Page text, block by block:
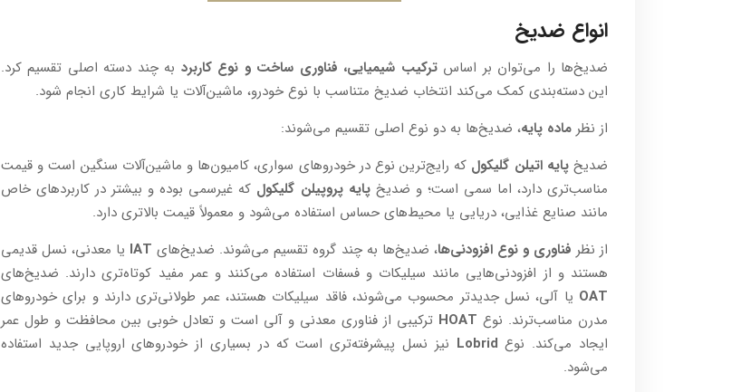
انواع ضدیخ
ضد‌یخ‌ها را می‌توان بر اساسترکیب شیمیایی، فناوری ساخت و نوع کاربرد به چند دسته اصلی تقسیم کرد.
این دسته‌بندی کمک می‌کند انتخاب ضد‌یخ متناسب با نوع خودرو، ماشین‌آلات یا شرایط کاری انجام شود.
از نظر ماده پایه، ضد‌یخ‌ها به دو نوع اصلی تقسیم می‌شوند:
ضد‌یخپایه اتیلن گلیکول که رایج‌ترین نوع در خودروهای سواری، کامیون‌ها و ماشین‌آلات سنگین است و قیمت
مناسب‌تری دارد، اما سمی است؛ و ضد‌یخپایه پروپیلن گلیکول که غیرسمی بوده و بیشتر در کاربردهای خاص
مانند صنایع غذایی، دریایی یا محیط‌های حساس استفاده می‌شود و معمولاً قیمت بالاتری دارد.
از نظر فناوری و نوع افزودنی‌ها، ضد‌یخ‌ها به چند گروه تقسیم می‌شوند. ضد‌یخ‌های IAT یا معدنی، نسل قدیمی
هستند و از افزودنی‌هایی مانند سیلیکات و فسفات استفاده می‌کنند و عمر مفید کوتاه‌تری دارند. ضد‌یخ‌های
OAT یا آلی، نسل جدیدتر محسوب می‌شوند، فاقد سیلیکات هستند، عمر طولانی‌تری دارند و برای خودروهای
مدرن مناسب‌ترند. نوع HOAT ترکیبی از فناوری معدنی و آلی است و تعادل خوبی بین محافظت و طول عمر
ایجاد می‌کند. نوع Lobrid نیز نسل پیشرفته‌تری است که در بسیاری از خودروهای اروپایی جدید استفاده
می‌شود.